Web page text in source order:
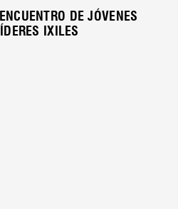
DE JÓVENES
IXILES